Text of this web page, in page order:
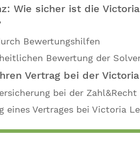
Wie sicher ist die Victoria
Bewertungshilfen
Bewertung der
Vertrag bei der
bei der
eines Vertrages bei Victoria